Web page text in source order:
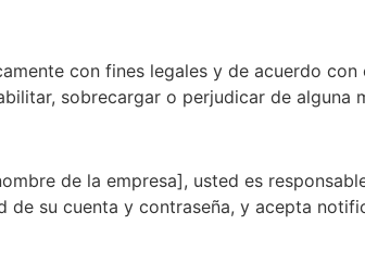
con fines legales y de acuerdo
sobrecargar o perjudicar de alguna
de la empresa], usted es
de su cuenta y contraseña, y acepta